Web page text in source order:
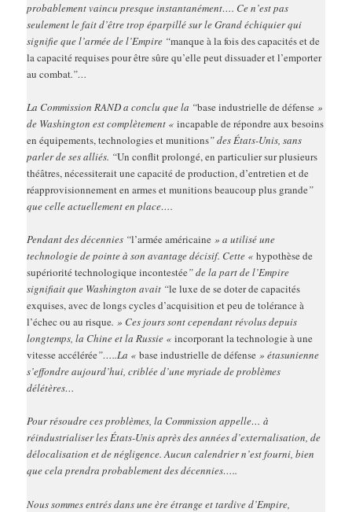
probablement vaincu presque instantanément…. Ce n’est pas
seulement le fait d’être trop éparpillé sur le Grand échiquier qui
signifie que l’armée de l’Empire “manque à la fois des capacités et de
la capacité requises pour être sûre qu’elle peut dissuader et l’emporter
au combat.”…
La Commission RAND a conclu que la “base industrielle de défense »
de Washington est complètement «incapable de répondre aux besoins
en équipements, technologies et munitions” des États-Unis, sans
parler de ses alliés. “Un conflit prolongé, en particulier sur plusieurs
théâtres, nécessiterait une capacité de production, d’entretien et de
réapprovisionnement en armes et munitions beaucoup plus grande”
que celle actuellement en place….
Pendant des décennies “l’armée américaine » a utilisé une
technologie de pointe à son avantage décisif. Cette «hypothèse de
supériorité technologique incontestée” de la part de l’Empire
signifiait que Washington avait “le luxe de se doter de capacités
exquises, avec de longs cycles d’acquisition et peu de tolérance à
l’échec ou au risque. » Ces jours sont cependant révolus depuis
longtemps, la Chine et la Russie «incorporant la technologie à une
vitesse accélérée”…..La «base industrielle de défense » étasunienne
s’effondre aujourd’hui, criblée d’une myriade de problèmes
délétères…
Pour résoudre ces problèmes, la Commission appelle… à
réindustrialiser les États-Unis après des années d’externalisation, de
délocalisation et de négligence. Aucun calendrier n’est fourni, bien
que cela prendra probablement des décennies…..
Nous sommes entrés dans une ère étrange et tardive d’Empire,